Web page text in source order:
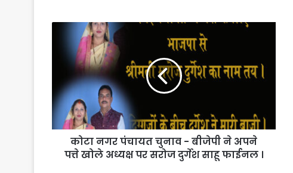
बीजेपी
ने
पत्ते
अध्यक्ष
कोटा नगर पंचायत चुनाव - बीजेपी ने अपने
पत्ते खोले अध्यक्ष पर सरोज दुर्गेश साहू फाईनल ।